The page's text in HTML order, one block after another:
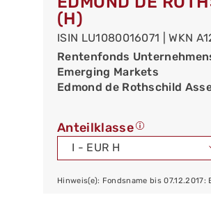
(H)
ISIN LU1080016071 | WKN
Rentenfonds
Emerging Markets
Edmond de Rothschild
Anteilklasse
I - EUR H
Hinweis(e): Fondsname bis